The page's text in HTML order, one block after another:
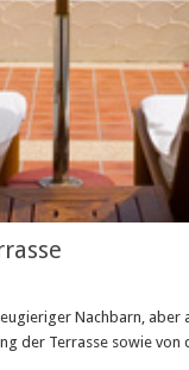
Nachbarn,
der Terrasse sowie